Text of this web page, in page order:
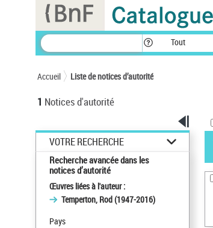
Tout
Accueil Liste de notices d’autorité
1 Notices d'autorité
VOTRE RECHERCHE
Recherche avancée dans les
notices d’autorité
Œuvres liées à l'auteur :
Temperton, Rod (1947-2016)
Pays
Panneau de gestion des cookies